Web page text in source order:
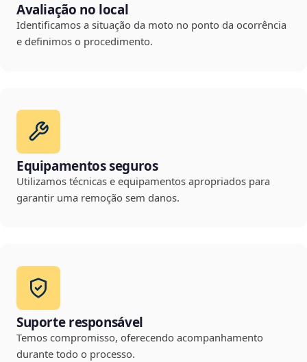
Avaliação no local
Identificamos a situação da moto no ponto da ocorrência
e definimos o procedimento.
Equipamentos seguros
Utilizamos técnicas e equipamentos apropriados para
garantir uma remoção sem danos.
Suporte responsável
Temos compromisso, oferecendo acompanhamento
durante todo o processo.